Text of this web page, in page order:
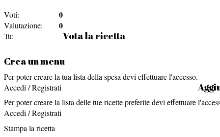
Voti: 0
Valutazione: 0
Tu: Vota la ricetta
Crea un menu
Per poter creare la tua lista della spesa devi effettuare l'accesso.
Accedi / Registrati
Per poter creare la lista delle tue ricette preferite devi effettuare
Accedi / Registrati
Stampa la ricetta